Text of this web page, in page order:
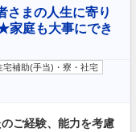
さまの人生に寄り
庭も大事にでき
宅補助(手当)・寮・社宅
ご経験、能力を考慮